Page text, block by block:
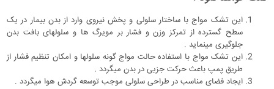
این تشک مواج با ساختار سلولی و پخش نیروی وارد از بدن بیمار در یک
سطح گسترده از تمرکز وزن و فشار بر مویرگ ها و سلولهای بافت بدن
جلوگیری مینماید .
این تشک مواج با استفاده حالت مواج گونه سلولها و امکان تنظیم فشار از
طریق پمپ باعث حرکت جزیی در بدن میگردد .
ایجاد فضای مناسب در طراحی سلولی موجب توسعه گردش هوا میگردد .